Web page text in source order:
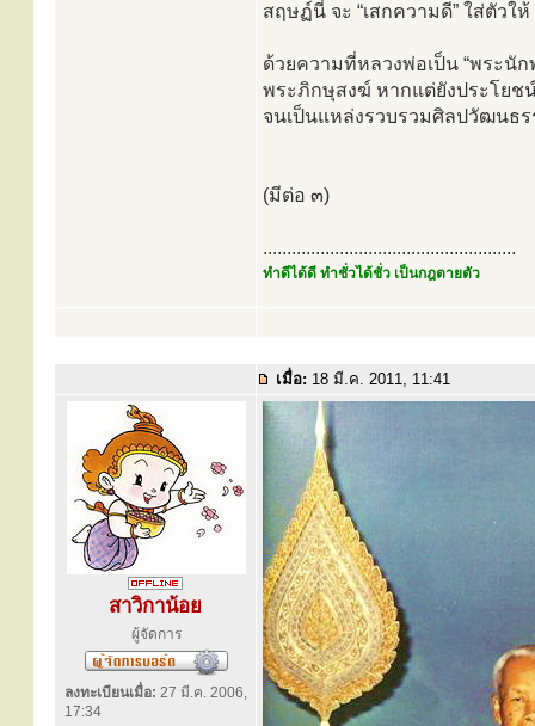
สฤษฏ์นี่ จะ “เสกความดี” ใส่ตัวให้
ด้วยความที่หลวงพ่อเป็น “พระนั
พระภิกษุสงฆ์ หากแต่ยังประโยช
จนเป็นแหล่งรวบรวมศิลปวัฒนธร
(มีต่อ ๓)
.....................................................
ทำดีได้ดี ทำชั่วได้ชั่ว เป็นกฎตายตัว
เมื่อ: 18 มี.ค. 2011, 11:41
สาวิกาน้อย
ผู้จัดการ
ลงทะเบียนเมื่อ: 27 มี.ค. 2006,
17:34